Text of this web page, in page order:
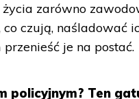
zarówno
czują, naśladować
je na postać.
policyjnym? Ten